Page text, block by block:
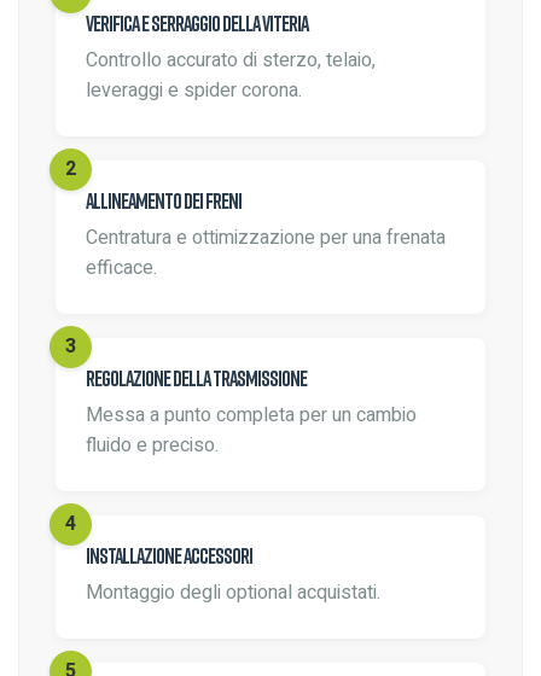
Verifica e serraggio della viteria
Controllo accurato di sterzo, telaio,
leveraggi e spider corona.
Allineamento dei freni
Centratura e ottimizzazione per una frenata
efficace.
Regolazione della trasmissione
Messa a punto completa per un cambio
fluido e preciso.
Installazione accessori
Montaggio degli optional acquistati.